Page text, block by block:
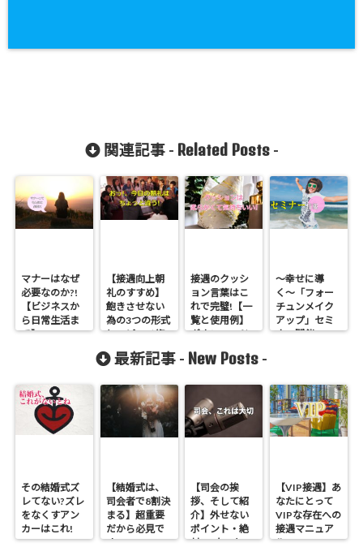
関連記事 - Related Posts-
マナーはなぜ
必要なのか?!
【ビジネスか
ら日常生活ま
で】
【接遇向上朝
礼のすすめ】
飽きさせない
為の3つの形式
とスピーチ術
接遇のクッシ
ョン言葉はこ
れで完璧!【一
覧と使用例】
ダウンロード
〜幸せに導
く〜「フォー
チュンメイク
アップ」セミ
ナー開催
最新記事 - New Posts -
その結婚式ズ
レてない?ズレ
をなくすアン
カーはこれ!
【結婚式は、
司会者で8割決
まる】超重要
だから必見で
す
【司会の挨
拶、そして紹
介】外せない
ポイント・絶
対NGなこと
【VIP接遇】あ
なたにとって
VIPな存在への
接遇マニュア
ル